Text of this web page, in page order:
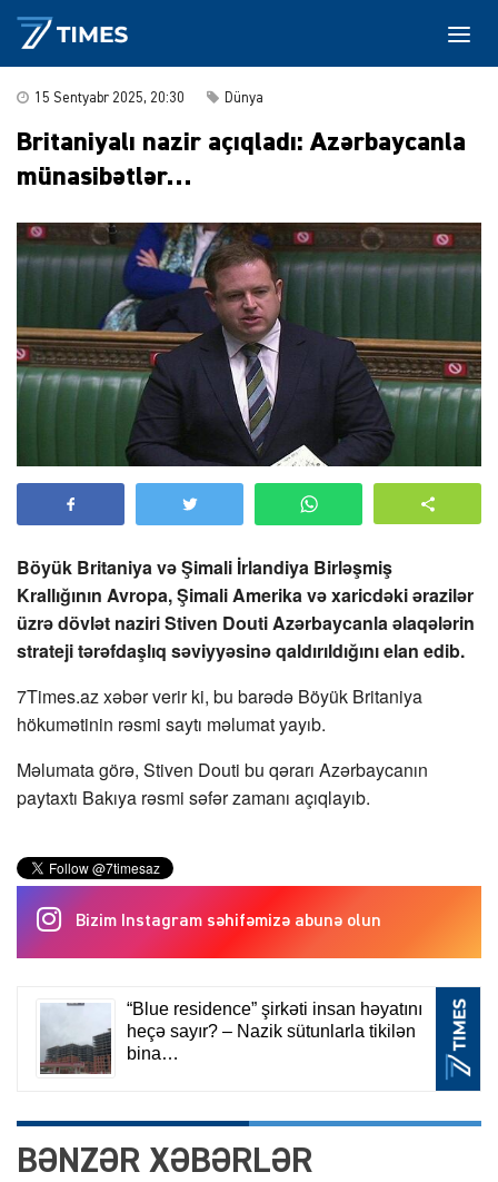
15 Sentyabr 2025, 20:30 Dünya
Britaniyalı nazir açıqladı: Azərbaycanla
münasibətlər…
Böyük Britaniya və Şimali İrlandiya Birləşmiş
Krallığının Avropa, Şimali Amerika və xaricdəki ərazilər
üzrə dövlət naziri Stiven Douti Azərbaycanla əlaqələrin
strateji tərəfdaşlıq səviyyəsinə qaldırıldığını elan edib.
7Times.az xəbər verir ki, bu barədə Böyük Britaniya
hökumətinin rəsmi saytı məlumat yayıb.
Məlumata görə, Stiven Douti bu qərarı Azərbaycanın
paytaxtı Bakıya rəsmi səfər zamanı açıqlayıb.
Bizim Instagram səhifəmizə abunə olun
BƏNZƏR XƏBƏRLƏR